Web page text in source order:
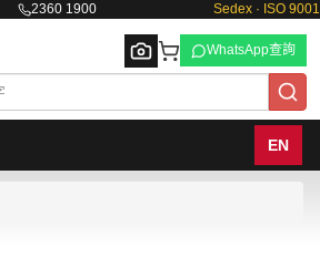
2360 1900 Sedex · ISO 9001
WhatsApp查詢
EN